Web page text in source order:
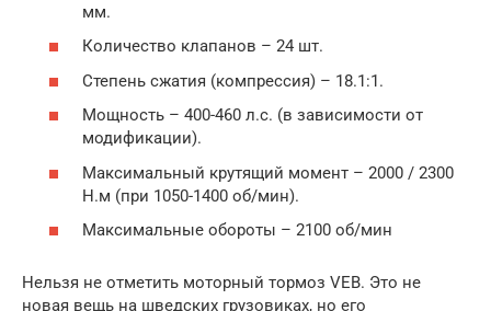
мм.
Количество клапанов – 24 шт.
Степень сжатия (компрессия) – 18.1:1.
Мощность – 400-460 л.с. (в зависимости от
модификации).
Максимальный крутящий момент – 2000 / 2300
Н.м (при 1050-1400 об/мин).
Максимальные обороты – 2100 об/мин
Нельзя не отметить моторный тормоз VEB. Это не
новая вещь на шведских грузовиках, но его